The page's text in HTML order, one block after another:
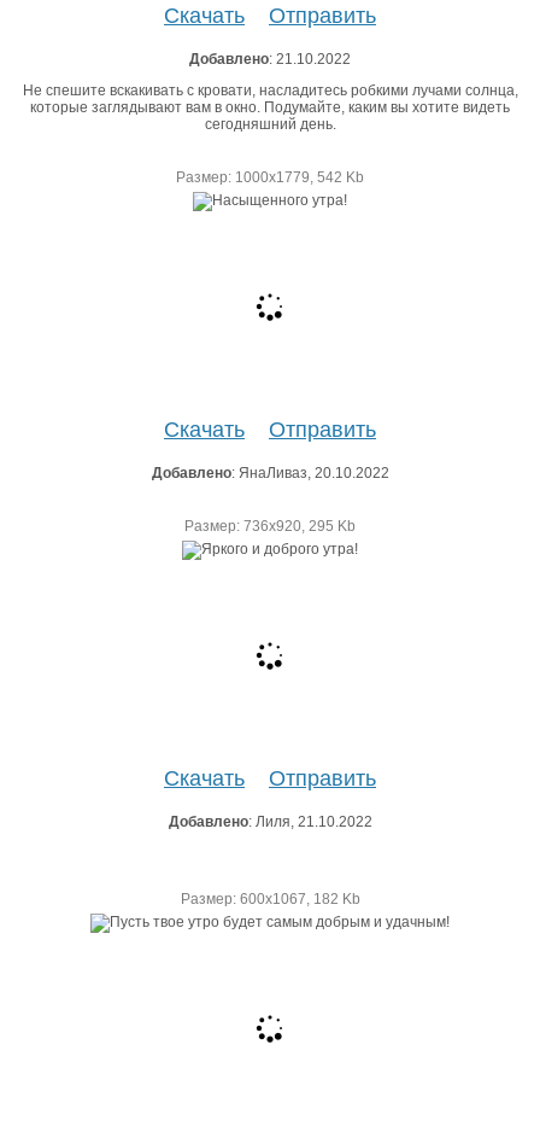
Скачать Отправить
Добавлено: 21.10.2022
Не спешите вскакивать с кровати, насладитесь робкими лучами солнца,
которые заглядывают вам в окно. Подумайте, каким вы хотите видеть
сегодняшний день.
Размер: 1000х1779, 542 Kb
Скачать Отправить
Добавлено: ЯнаЛиваз, 20.10.2022
Размер: 736х920, 295 Kb
Скачать Отправить
Добавлено: Лиля, 21.10.2022
Размер: 600х1067, 182 Kb